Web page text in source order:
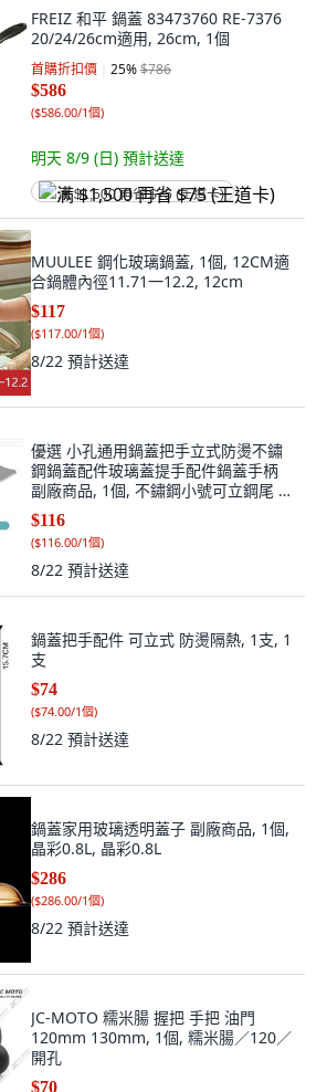
20/24/26cm適用, 26cm, 1個
首購折扣價 25%$786
$586
($586.00/1個
满 $1,500 再省 $75 (王道卡)
合鍋體內徑11.71一12.2, 12cm
$117
($117.00/1個
8/22預計送達
鋼鍋蓋配件玻璃蓋提手配件鍋蓋手柄
副廠商品, 1個, 不鏽鋼小號可立鋼尾 小
孔通用 ,適合孔距0.5-1.2cm
$116
($116.00/1個
8/22預計送達
支
$74
($74.00/1個
8/22預計送達
晶彩0.8L, 晶彩0.8L
$286
($286.00/1個
8/22預計送達
120mm 130mm, 1個, 糯米腸／120／
開孔
$70
($70.00/1個